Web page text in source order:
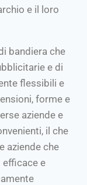
e il loro
bandiera che
e di
flessibili e
forme e
aziende e
il che
aziende che
e